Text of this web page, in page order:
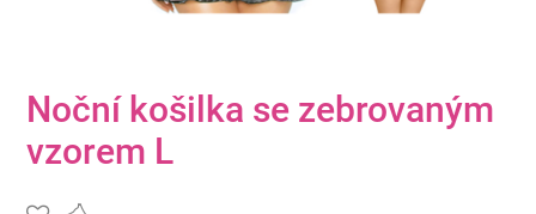
Noční košilka se zebrovaným
vzorem L